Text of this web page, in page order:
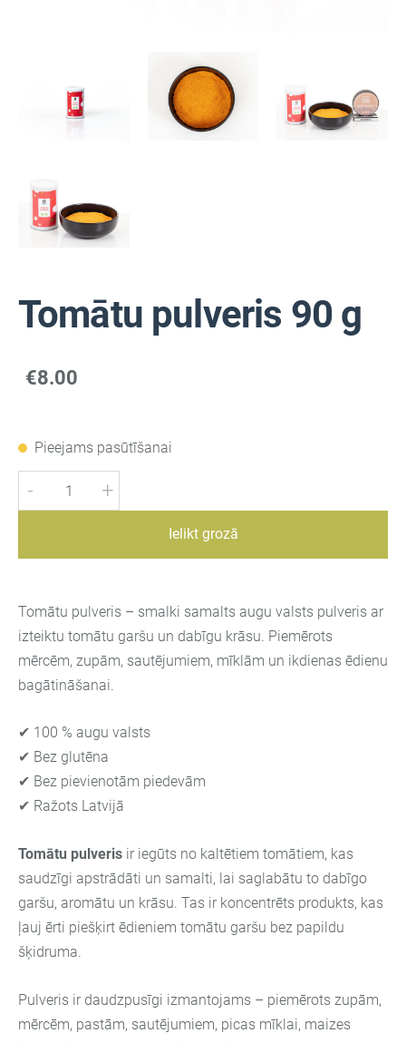
Tomātu pulveris 90 g
€8.00
Pieejams pasūtīšanai
- +
Ielikt grozā
Tomātu pulveris – smalki samalts augu valsts pulveris ar
izteiktu tomātu garšu un dabīgu krāsu. Piemērots
mērcēm, zupām, sautējumiem, mīklām un ikdienas ēdienu
bagātināšanai.
✔ 100 % augu valsts
✔ Bez glutēna
✔ Bez pievienotām piedevām
✔ Ražots Latvijā
Tomātu pulveris ir iegūts no kaltētiem tomātiem, kas
saudzīgi apstrādāti un samalti, lai saglabātu to dabīgo
garšu, aromātu un krāsu. Tas ir koncentrēts produkts, kas
ļauj ērti piešķirt ēdieniem tomātu garšu bez papildu
šķidruma.
Pulveris ir daudzpusīgi izmantojams – piemērots zupām,
mērcēm, pastām, sautējumiem, picas mīklai, maizes